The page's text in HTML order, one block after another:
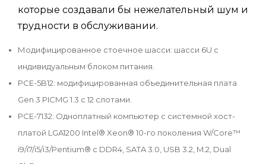
которые создавали бы нежелательный шум и
трудности в обслуживании.
Модифицированное стоечное шасси: шасси 6U с
индивидуальным блоком питания.
PCE-5B12: модифицированная объединительная плата
Gen 3 PICMG 1.3 с 12 слотами.
PCE-7132: Одноплатный компьютер с системной хост-
платой LGA1200 Intel® Xeon® 10-го поколения W/Core™
i9/i7/i5/i3/Pentium® с DDR4, SATA 3.0, USB 3.2, M.2, Dual